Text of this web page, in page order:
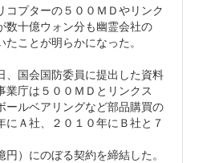
コプターの５００ＭＤやリンク
数十億ウォン分も幽霊会社の
ことが明らかになった。
、国会国防委員に提出した資料
業庁は５００ＭＤとリンクス
ールベアリングなど部品購買の
にＡ社、２０１０年にＢ社と７
）にのぼる契約を締結した。